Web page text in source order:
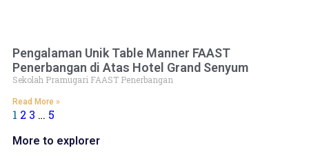
Pengalaman Unik Table Manner FAAST
Penerbangan di Atas Hotel Grand Senyum
Sekolah Pramugari FAAST Penerbangan
Read More »
1 2 3 … 5
More to explorer